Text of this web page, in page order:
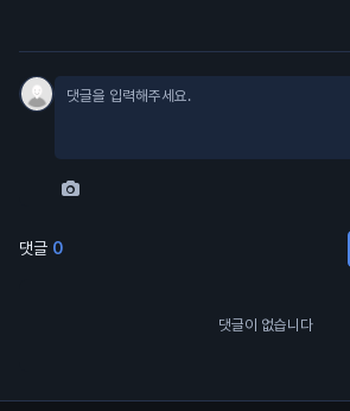
댓글 0
댓글이 없습니다